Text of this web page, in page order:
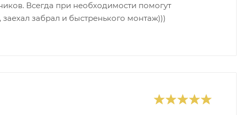
Всегда при необходимости помогут
забрал и быстренького монтаж)))